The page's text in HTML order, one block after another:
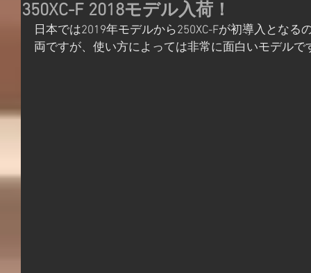
350XC-F 2018モデル入荷！
日本では2019年モデルから250XC-Fが初導入とな
両ですが、使い方によっては非常に面白いモデルで